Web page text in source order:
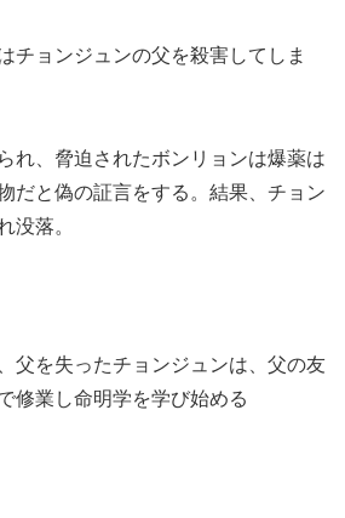
チョンジュンの父を殺害してしま
れ、脅迫されたボンリョンは爆薬は
だと偽の証言をする。結果、チョン
没落。
父を失ったチョンジュンは、父の友
修業し命明学を学び始める